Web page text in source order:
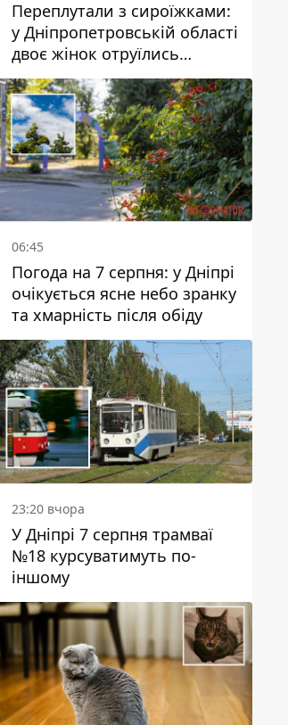
Переплутали з сироїжками:
у Дніпропетровській області
двоє жінок отруїлись
грибами
06:45
Погода на 7 серпня: у Дніпрі
очікується ясне небо зранку
та хмарність після обіду
23:20 вчора
У Дніпрі 7 серпня трамваї
№18 курсуватимуть по-
іншому